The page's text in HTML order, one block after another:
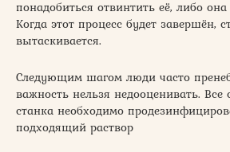
понадобиться отвинтить её, либо
Когда этот процесс будет завершён,
вытаскивается.
Следующим шагом люди часто
важность нельзя недооценивать.
станка необходимо
подходящий раствор